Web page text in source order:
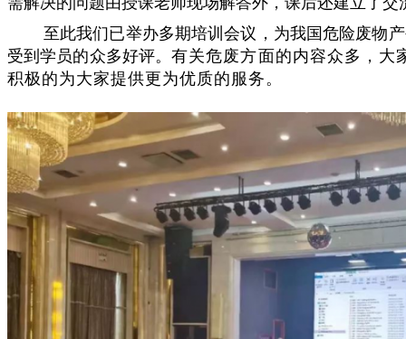
至此我们已举办多期培训会议，为我国危险废物
受到学员的众多好评。 有关危废方面的内容众多， 大
积极的为大家提供更为优质的服务。